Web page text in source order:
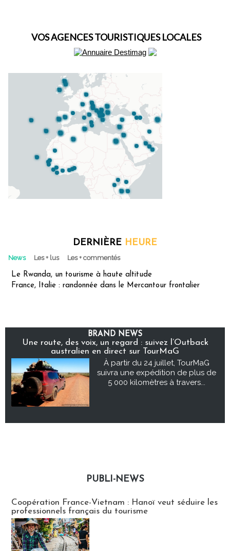
VOS AGENCES TOURISTIQUES LOCALES
DERNIÈRE HEURE
News Les + lus Les + commentés
Le Rwanda, un tourisme à haute altitude
France, Italie : randonnée dans le Mercantour frontalier
BRAND NEWS
Une route, des voix, un regard : suivez l’Outback
australien en direct sur TourMaG
À partir du 24 juillet, TourMaG
suivra une expédition de plus de
5 000 kilomètres à travers...
PUBLI-NEWS
Coopération France-Vietnam : Hanoï veut séduire les
professionnels français du tourisme